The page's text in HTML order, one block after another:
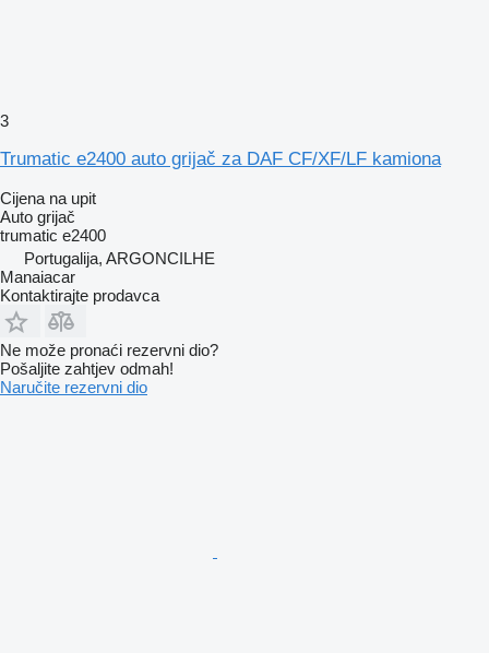
3
Trumatic e2400 auto grijač za DAF CF/XF/LF kamiona
Cijena na upit
Auto grijač
trumatic e2400
Portugalija, ARGONCILHE
Manaiacar
Kontaktirajte prodavca
Ne može pronaći rezervni dio?
Pošaljite zahtjev odmah!
Naručite rezervni dio